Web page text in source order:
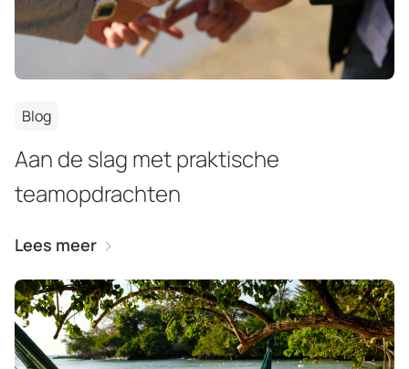
Blog
Aan de slag met praktische
teamopdrachten
Lees meer